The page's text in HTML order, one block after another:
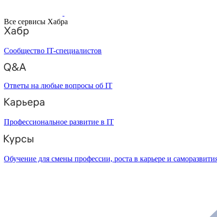
Все сервисы Хабра
Сообщество IT-специалистов
Ответы на любые вопросы об IT
Профессиональное развитие в IT
Обучение для смены профессии, роста в карьере и